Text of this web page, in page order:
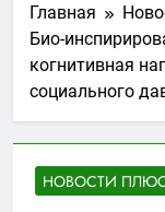
Главная
Био-
когнитивная
социального
НОВОСТИ